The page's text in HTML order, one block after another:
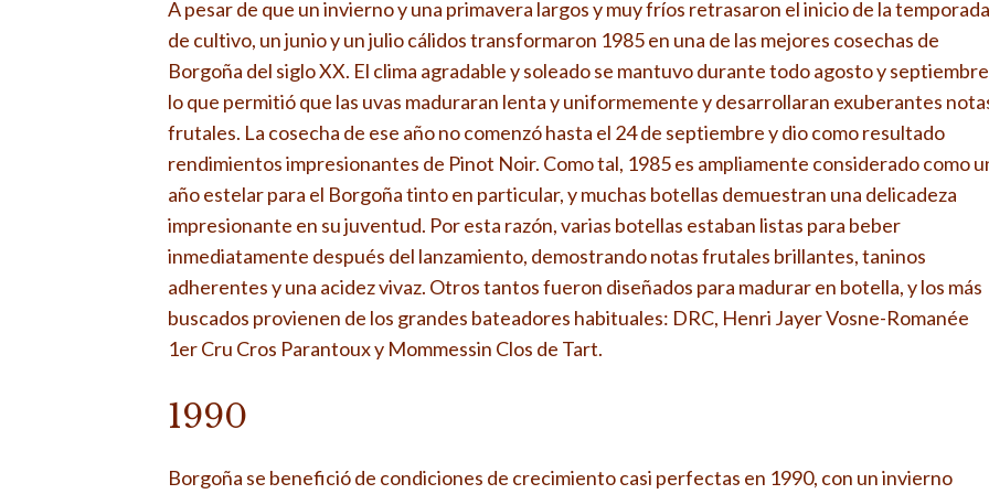
A pesar de que un invierno y una primavera largos y muy fríos retrasaron el inicio de la temporada
de cultivo, un junio y un julio cálidos transformaron 1985 en una de las mejores cosechas de
Borgoña del siglo XX. El clima agradable y soleado se mantuvo durante todo agosto y
lo que permitió que las uvas maduraran lenta y uniformemente y desarrollaran exuberantes
frutales. La cosecha de ese año no comenzó hasta el 24 de septiembre y dio como resultado
rendimientos impresionantes de Pinot Noir. Como tal, 1985 es ampliamente considerado como
año estelar para el Borgoña tinto en particular, y muchas botellas demuestran una delicadeza
impresionante en su juventud. Por esta razón, varias botellas estaban listas para beber
inmediatamente después del lanzamiento, demostrando notas frutales brillantes, taninos
adherentes y una acidez vivaz. Otros tantos fueron diseñados para madurar en botella, y los más
buscados provienen de los grandes bateadores habituales: DRC, Henri Jayer Vosne-Romanée
1er Cru Cros Parantoux y Mommessin Clos de Tart.
1990
Borgoña se benefició de condiciones de crecimiento casi perfectas en 1990, con un invierno